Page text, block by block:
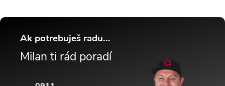
Ak potrebuješ radu...
Milan ti rád poradí